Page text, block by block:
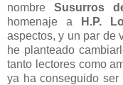
nombre Susurros
homenaje a
H.P.
aspectos, y un par de
he planteado
tanto lectores como
ya ha conseguido ser